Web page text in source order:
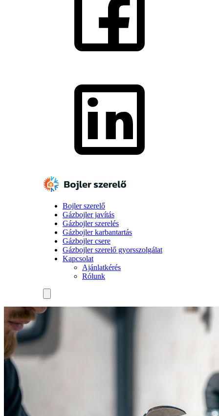
Bojler szerelő
Gázbojler javítás
Gázbojler szerelés
Gázbojler karbantartás
Gázbojler csere
Gázbojler szerelő gyorsszolgálat
Kapcsolat
Ajánlatkérés
Rólunk